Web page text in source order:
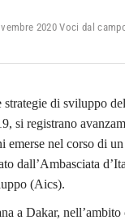
2020 Voci dal
di sviluppo
si registrano
nel corso di
dall’Ambasciata
(Aics).
a Dakar,